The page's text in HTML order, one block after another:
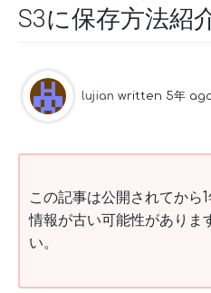
S3に保存方法紹
lujian written 5年
この記事は公開されてから
情報が古い可能性がありま
い。